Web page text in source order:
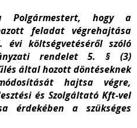
Polgármestert, hogy a
feladat végrehajtása
évi költségvetéséről szóló
rendelet 5. § (3)
által hozott döntéseknek
hajtsa végre,
és Szolgáltató Kft-vel
érdekében a szükséges